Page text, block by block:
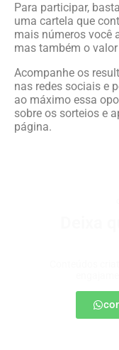
Para participar,
uma cartela que
mais números você
mas também o
Acompanhe os
nas redes sociais e
ao máximo essa
sobre os sorteios e
página.